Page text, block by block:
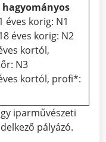
hagyományos
éves korig: N1
éves korig: N2
kortól,
N3
kortól, profi*:
iparművészeti
pályázó.